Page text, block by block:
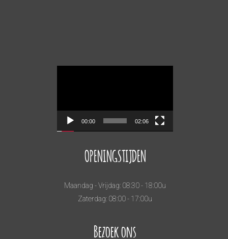
00:00 02:06
OPENINGSTIJDEN
Maandag - Vrijdag: 08:30 - 18:00u
Zaterdag: 08:00 - 17:00u
Bezoek ons